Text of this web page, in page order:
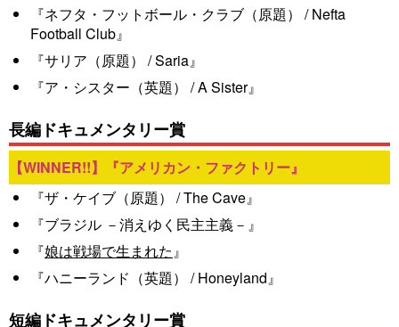
『ネフタ・フットボール・クラブ（原題） / Nefta
Football Club』
『サリア（原題） / Saria』
『ア・シスター（英題） / A Sister』
長編ドキュメンタリー賞
『アメリカン・ファクトリー』
『ザ・ケイブ（原題） / The Cave』
『ブラジル －消えゆく民主主義－』
『娘は戦場で生まれた』
『ハニーランド（英題） / Honeyland』
短編ドキュメンタリー賞